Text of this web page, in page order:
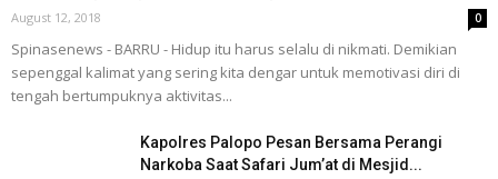
August 12, 2018 0
Spinasenews - BARRU - Hidup itu harus selalu di nikmati. Demikian
sepenggal kalimat yang sering kita dengar untuk memotivasi diri di
tengah bertumpuknya aktivitas...
Kapolres Palopo Pesan Bersama Perangi
Narkoba Saat Safari Jum’at di Mesjid...